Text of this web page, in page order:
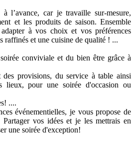
l’avance, car je travaille sur-mesure,
et les produits de saison. Ensemble
à vos choix et vos préférences
raffinés et une cuisine de qualité ! ...
conviviale et du bien être grâce à
des provisions, du service à table ainsi
lieux, pour une soirée d'occasion ou
....
événementielles, je vous propose de
Partager vos idées et je les mettrais en
une soirée d'exception!